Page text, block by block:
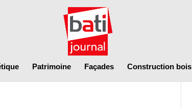
Patrimoine Façades Construction bois